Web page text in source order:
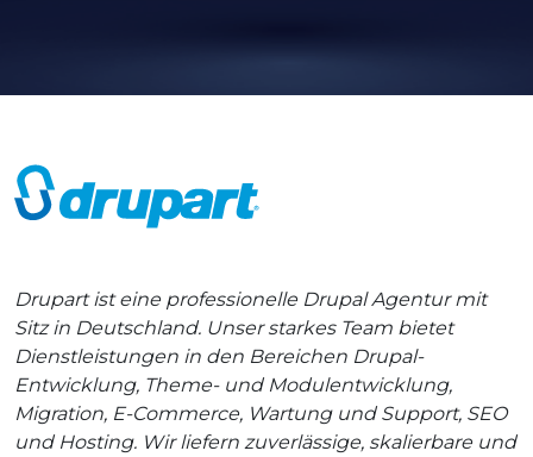
Drupart ist eine professionelle Drupal Agentur mit
Sitz in Deutschland. Unser starkes Team bietet
Dienstleistungen in den Bereichen Drupal-
Entwicklung, Theme- und Modulentwicklung,
Migration, E-Commerce, Wartung und Support, SEO
und Hosting. Wir liefern zuverlässige, skalierbare und